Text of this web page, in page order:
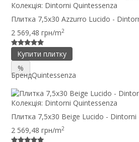
Колекція: Dintorni Quintessenza
Плитка 7,5x30 Azzurro Lucido -
2 569,48 грн/m2
Купити плитку
%
БрендQuintessenza
Колекція: Dintorni Quintessenza
Плитка 7,5x30 Beige Lucido -
2 569,48 грн/m2